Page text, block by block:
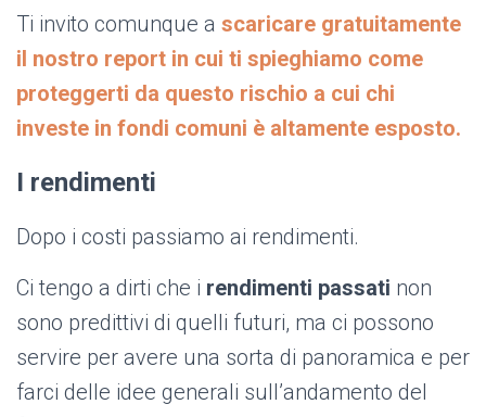
Ti invito comunque a scaricare gratuitamente
il nostro report in cui ti spieghiamo come
proteggerti da questo rischio a cui chi
investe in fondi comuni è altamente esposto.
I rendimenti
Dopo i costi passiamo ai rendimenti.
Ci tengo a dirti che i rendimenti passati non
sono predittivi di quelli futuri, ma ci possono
servire per avere una sorta di panoramica e per
farci delle idee generali sull’andamento del